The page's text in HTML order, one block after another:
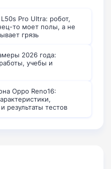
Pro Ultra: робот,
то моет полы, а не
грязь
2026 года:
учебы и
Oppo Reno16:
результаты тестов